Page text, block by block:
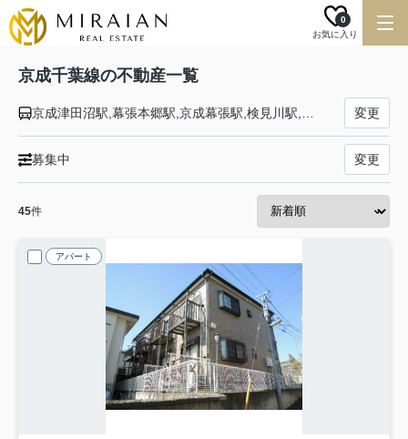
お気に入り
0
京成千葉線の不動産一覧
変更
募集中 変更
45件
アパート